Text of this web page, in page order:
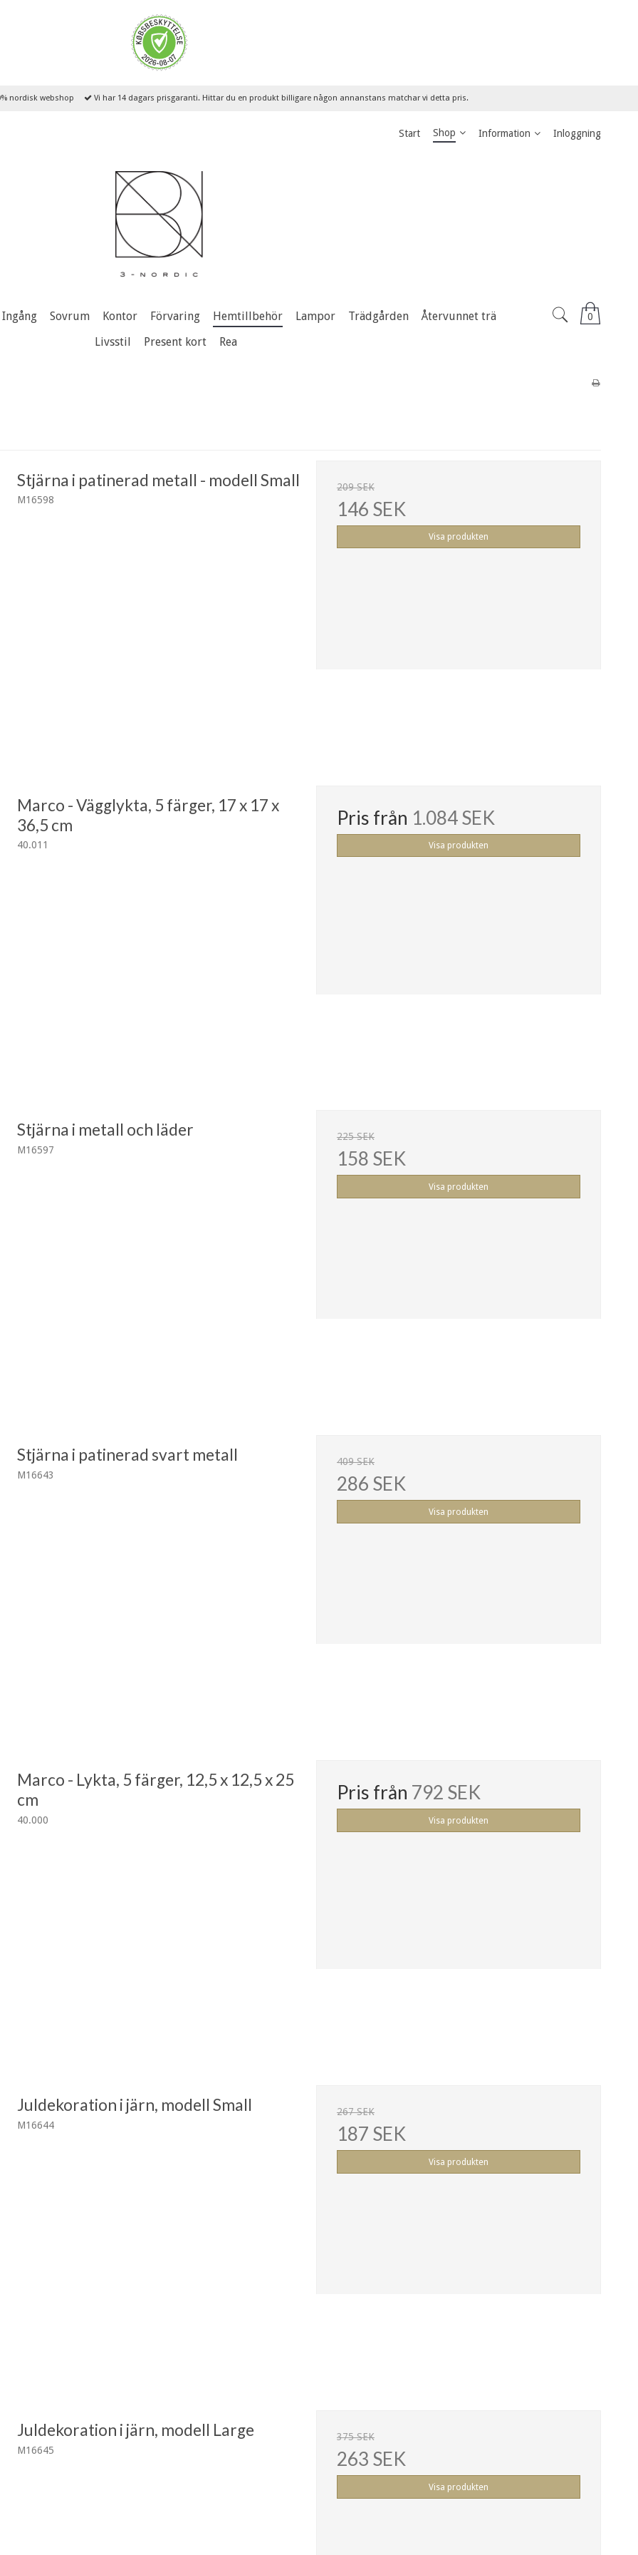
nordisk webshop Vi har 14 dagars prisgaranti. Hittar du en produkt billigare någon annanstans matchar vi detta pris.
Start Shop Information Inloggning
0
Ingång Sovrum Kontor Förvaring Hemtillbehör Lampor Trädgården
Återvunnet trä
Livsstil
Present kort Rea
Stjärna i patinerad metall - modell Small
M16598
209 SEK
146 SEK
Visa produkten
Marco - Vägglykta, 5 färger, 17 x 17 x
36,5 cm
40.011
Pris från 1.084 SEK
Visa produkten
Stjärna i metall och läder
M16597
225 SEK
158 SEK
Visa produkten
Stjärna i patinerad svart metall
M16643
409 SEK
286 SEK
Visa produkten
Marco - Lykta, 5 färger, 12,5 x 12,5 x 25
cm
40.000
Pris från 792 SEK
Visa produkten
Juldekoration i järn, modell Small
M16644
267 SEK
187 SEK
Visa produkten
Juldekoration i järn, modell Large
M16645
375 SEK
263 SEK
Visa produkten